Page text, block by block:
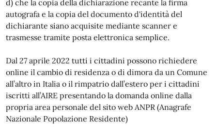
d) che la copia della dichiarazione recante la firma
autografa e la copia del documento d'identità del
dichiarante siano acquisite mediante scanner e
trasmesse tramite posta elettronica semplice.
Dal 27 aprile 2022 tutti i cittadini possono richiedere
online il cambio di residenza o di dimora da un Comune
all’altro in Italia o il rimpatrio dall’estero per i cittadini
iscritti all’AIRE presentando la domanda online dalla
propria area personale del sito web ANPR (Anagrafe
Nazionale Popolazione Residente)